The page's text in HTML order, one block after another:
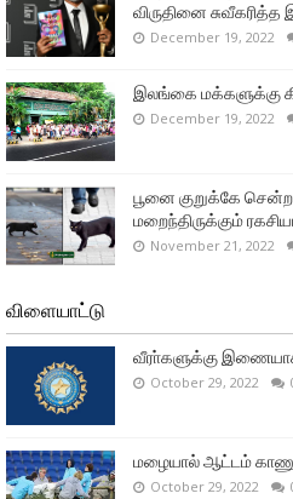
விருதினை
December 19, 2022
இலங்கை மக்களுக்கு
December 19, 2022
பூனை குறுக்கே
மறைந்திருக்கும்
November 21, 2022
விளையாட்டு
வீரா்களுக்கு
October 29, 2022
மழையால் ஆட்டம்
October 29, 2022